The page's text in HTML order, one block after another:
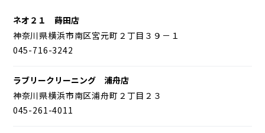
ネオ２１ 蒔田店
神奈川県横浜市南区宮元町２丁目３９－１
045-716-3242
ラブリークリーニング 浦舟店
神奈川県横浜市南区浦舟町２丁目２３
045-261-4011